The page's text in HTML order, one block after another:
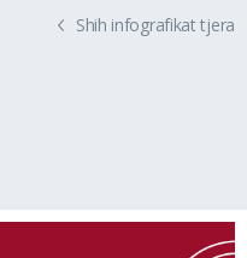
Shih infografikat tjera